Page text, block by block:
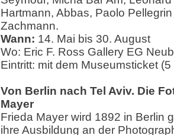
Hartmann, Abbas, Paolo
Zachmann.
Wann: 14. Mai bis 30. August
Wo: Eric F. Ross Gallery EG
Eintritt: mit dem Museumsticket
Von Berlin nach Tel Aviv. Die
Mayer
Frieda Mayer wird 1892 in Berlin
ihre Ausbildung an der